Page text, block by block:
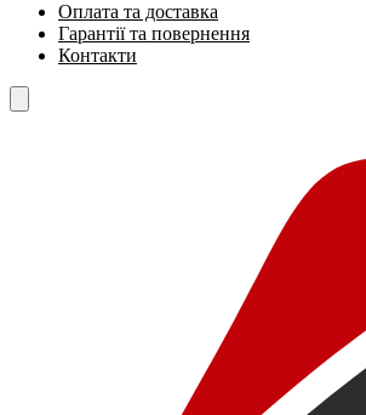
Оплата та доставка
Гарантії та повернення
Контакти